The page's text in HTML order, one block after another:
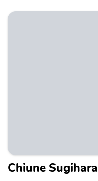
Chiune Sugihara